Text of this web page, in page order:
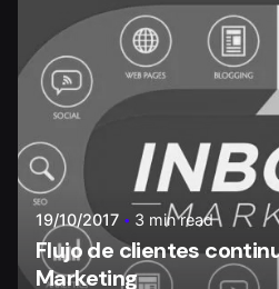
19/10/2017 3 min read
Flujo de clientes
Marketing